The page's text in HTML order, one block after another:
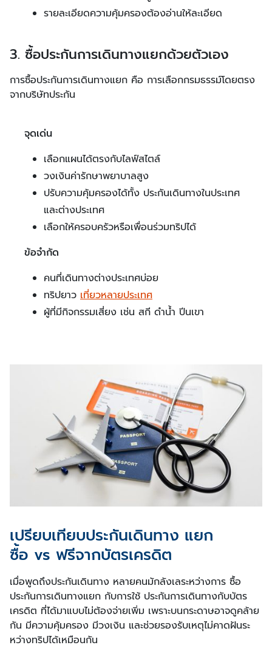
รายละเอียดความคุ้มครองต้องอ่านให้ละเอียด
3. ซื้อประกันการเดินทางแยกด้วยตัวเอง
การซื้อประกันการเดินทางแยก คือ การเลือกกรมธรรม์โดยตรง
จากบริษัทประกัน
จุดเด่น
เลือกแผนได้ตรงกับไลฟ์สไตล์
วงเงินค่ารักษาพยาบาลสูง
ปรับความคุ้มครองได้ทั้ง ประกันเดินทางในประเทศ
และต่างประเทศ
เลือกให้ครอบครัวหรือเพื่อนร่วมทริปได้
ข้อจำกัด
คนที่เดินทางต่างประเทศบ่อย
ทริปยาว เที่ยวหลายประเทศ
ผู้ที่มีกิจกรรมเสี่ยง เช่น สกี ดำน้ำ ปีนเขา
เปรียบเทียบประกันเดินทาง แยก
ซื้อ vs ฟรีจากบัตรเครดิต
เมื่อพูดถึงประกันเดินทาง หลายคนมักลังเลระหว่างการ ซื้อ
ประกันการเดินทางแยก กับการใช้ ประกันการเดินทางกับบัตร
เครดิต ที่ได้มาแบบไม่ต้องจ่ายเพิ่ม เพราะบนกระดาษอาจดูคล้าย
กัน มีความคุ้มครอง มีวงเงิน และช่วยรองรับเหตุไม่คาดฝันระ
หว่างทริปได้เหมือนกัน